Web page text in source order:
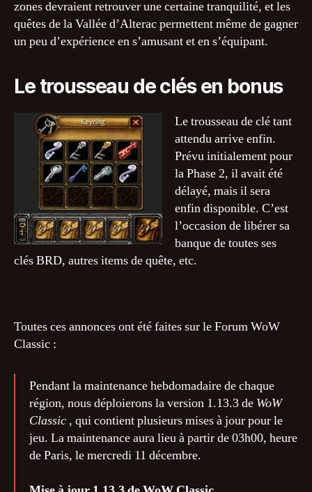
zones devraient retrouver une certaine tranquilité, et les
quêtes de la Vallée d’Alterac permettent même de gagner
un peu d’expérience en s’amusant et en s’équipant.
Le trousseau de clés en bonus
Le trousseau de clé tant
attendu arrive enfin.
Prévu initialement pour
la Phase 2, il avait été
délayé, mais il sera
enfin disponible. C’est
l’occasion de libérer sa
banque de toutes ses
clés BRD, autres items de quête, etc.
Toutes ces annonces ont été faites sur le Forum WoW
Classic :
Pendant la maintenance hebdomadaire de chaque
région, nous déploierons la version 1.13.3 de WoW
Classic , qui contient plusieurs mises à jour pour le
jeu. La maintenance aura lieu à partir de 03h00, heure
de Paris, le mercredi 11 décembre.